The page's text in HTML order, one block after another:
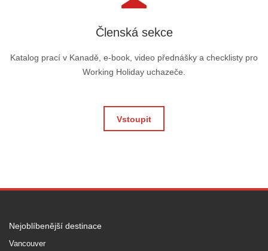
Členská sekce
Katalog prací v Kanadě, e-book, video přednášky a checklisty pro
Working Holiday uchazeče.
Vstoupit
Nejoblíbenější destinace
Vancouver